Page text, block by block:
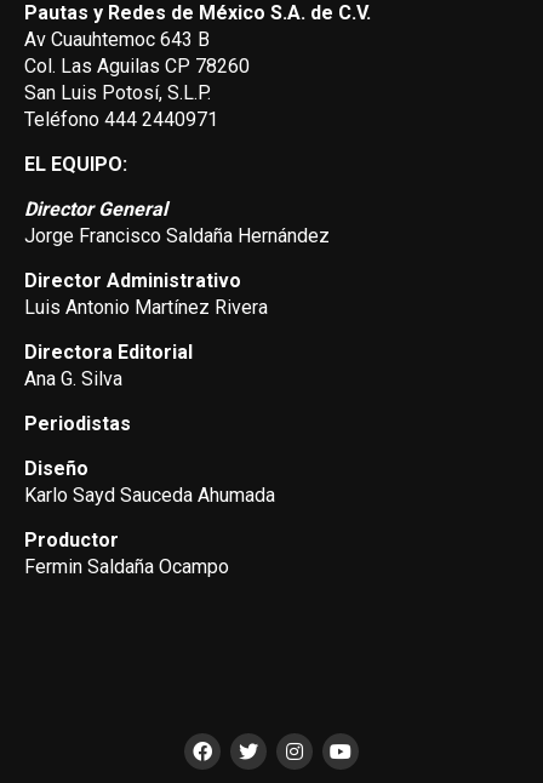
Pautas y Redes de México S.A. de C.V.
Av Cuauhtemoc 643 B
Col. Las Aguilas CP 78260
San Luis Potosí, S.L.P.
Teléfono 444 2440971
EL EQUIPO:
Director General
Jorge Francisco Saldaña Hernández
Director Administrativo
Luis Antonio Martínez Rivera
Directora Editorial
Ana G. Silva
Periodistas
Diseño
Karlo Sayd Sauceda Ahumada
Productor
Fermin Saldaña Ocampo